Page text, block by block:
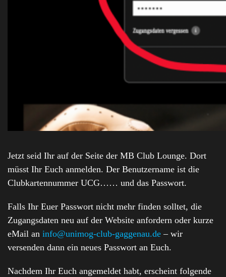
Jetzt seid Ihr auf der Seite der MB Club Lounge. Dort
müsst Ihr Euch anmelden. Der Benutzername ist die
Clubkartennummer UCG…… und das Passwort.
Falls Ihr Euer Passwort nicht mehr finden solltet, die
Zugangsdaten neu auf der Website anfordern oder kurze
eMail an info@unimog-club-gaggenau.de – wir
versenden dann ein neues Passwort an Euch.
Nachdem Ihr Euch angemeldet habt, erscheint folgende